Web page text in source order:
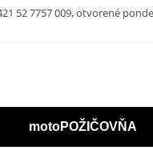
52 7757 009, otvorené
motoPOŽIČOVŇA